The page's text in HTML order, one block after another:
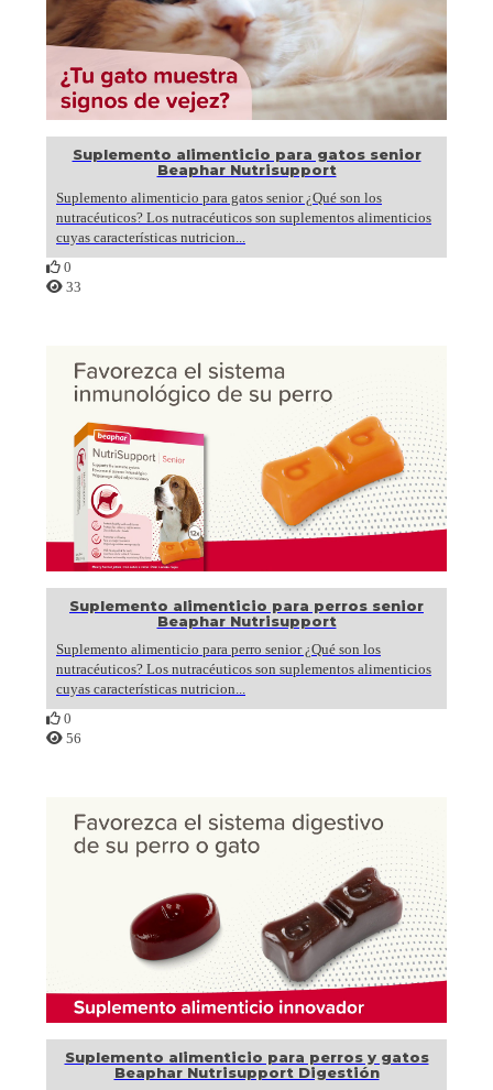
Suplemento alimenticio para gatos senior
Beaphar Nutrisupport
Suplemento alimenticio para gatos senior ¿Qué son los
nutracéuticos? Los nutracéuticos son suplementos alimenticios
cuyas características nutricion...
0
33
Suplemento alimenticio para perros senior
Beaphar Nutrisupport
Suplemento alimenticio para perro senior ¿Qué son los
nutracéuticos? Los nutracéuticos son suplementos alimenticios
cuyas características nutricion...
0
56
Suplemento alimenticio para perros y gatos
Beaphar Nutrisupport Digestión